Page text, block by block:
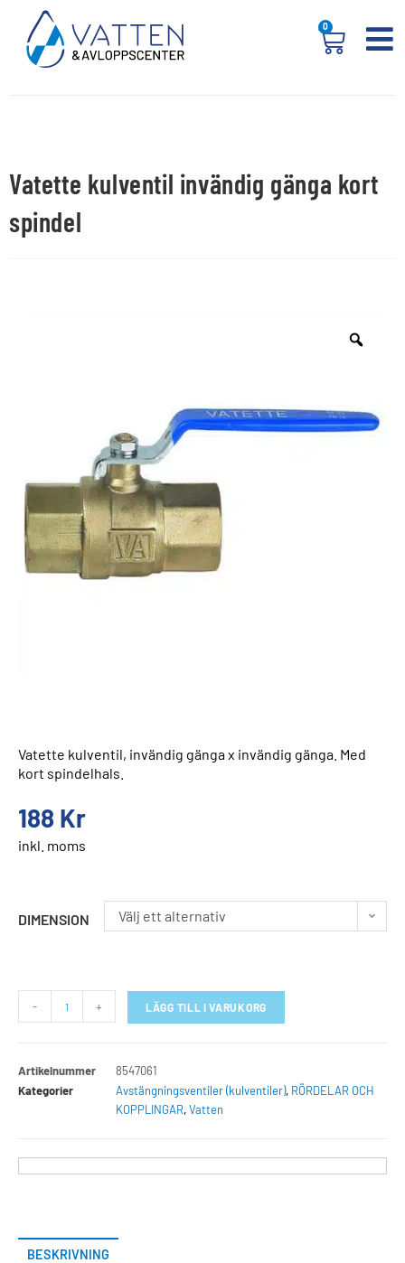
0
Vatette kulventil invändig gänga kort
spindel
Vatette kulventil, invändig gänga x invändig gänga. Med
kort spindelhals.
188 Kr
inkl. moms
DIMENSION Välj ett alternativ
- + LÄGG TILL I VARUKORG
Artikelnummer
8547061
Kategorier
Avstängningsventiler (kulventiler), RÖRDELAR OCH
KOPPLINGAR,Vatten
BESKRIVNING